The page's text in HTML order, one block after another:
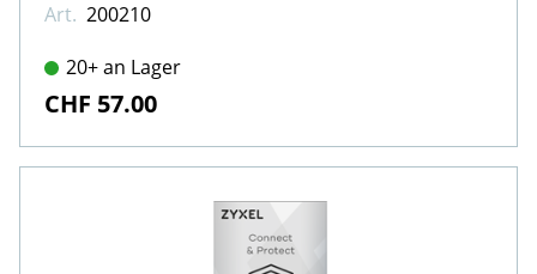
Art. 200210
20+ an Lager
CHF 57.00